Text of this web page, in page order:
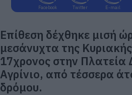
Facebook Twitter E-mail
Επίθεση δέχθηκε μισή
μεσάνυχτα της
17χρονος στην
Αγρίνιο, από τέσσερα
δρόμου.